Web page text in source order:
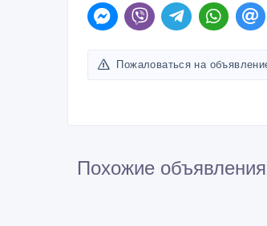
Пожаловаться на
Похожие объявления